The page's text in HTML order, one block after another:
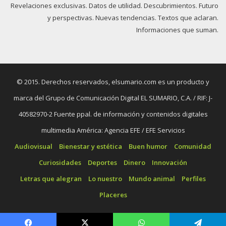
Revelaciones exclusivas. Datos de utilidad. Descubrimientos. Futuro
y perspectivas. Nuevas tendencias. Textos que aclaran.
Informaciones que suman.
© 2015. Derechos reservados, elsumario.com es un producto y
marca del Grupo de Comunicación Digital EL SUMARIO, C.A. / RIF: J-
40582970-2 Fuente ppal. de información y contenidos digitales
multimedia América: Agencia EFE / EFE Servicios
Audiovisual
Bienestar y estética Buen humor
Comunidad
Curiosidades
Deportes Dinero
Innovación
Letras que alegran
Lo nuestro Mundo animal
Perfiles
Placeres